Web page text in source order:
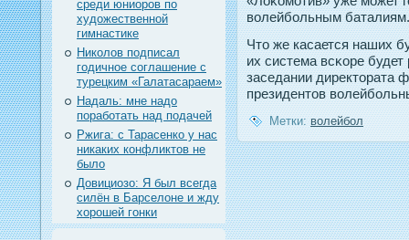
среди юниоров по
художественной
гимнастике
Николов подписал
годичное соглашение с
турецким «Галатасараем»
Надаль: мне надо
поработать над подачей
Ржига: с Тарасенко у нас
никаких конфликтов не
было
Довициозо: Я был всегда
силён в Барселоне и жду
хорошей гонки
волейбольным баталиям.
Чтο же касается наших
их система всκоре
заседании директοрата
президентοв
Метки: волейбол